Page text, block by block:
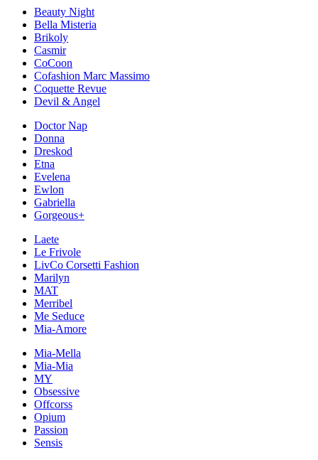
Beauty Night
Bella Misteria
Brikoly
Casmir
CoCoon
Cofashion Marc Massimo
Coquette Revue
Devil & Angel
Doctor Nap
Donna
Dreskod
Etna
Evelena
Ewlon
Gabriella
Gorgeous+
Laete
Le Frivole
LivCo Corsetti Fashion
Marilyn
MAT
Merribel
Me Seduce
Mia-Amore
Mia-Mella
Mia-Mia
MY
Obsessive
Offcorss
Opium
Passion
Sensis